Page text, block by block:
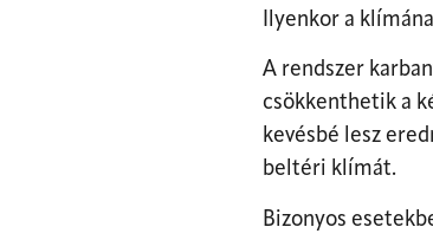
Ilyenkor a
A rendszer
csökkenthetik a
kevésbé lesz
beltéri klímát.
Bizonyos